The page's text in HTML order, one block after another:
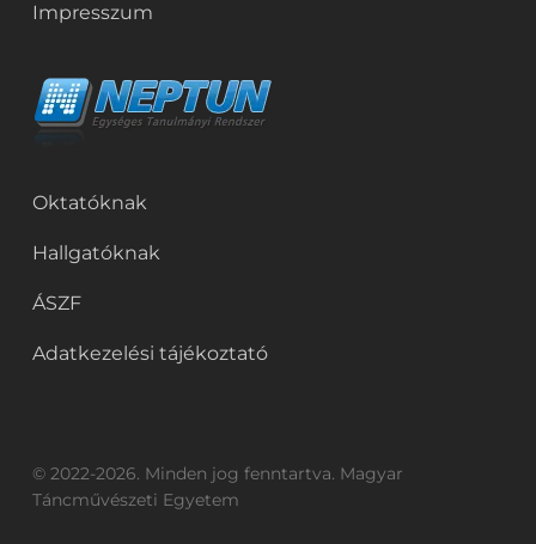
Impresszum
Oktatóknak
Hallgatóknak
ÁSZF
Adatkezelési tájékoztató
© 2022-2026. Minden jog fenntartva. Magyar
Táncművészeti Egyetem